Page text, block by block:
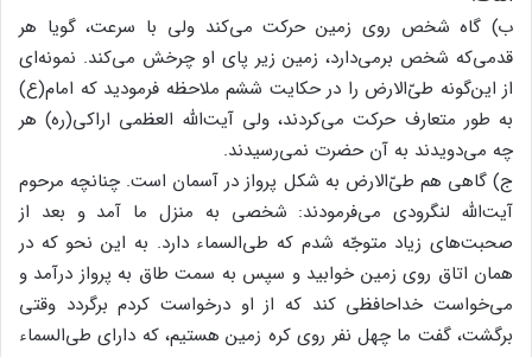
ب) گاه شخص روی زمین حرکت می‌کند ولی با سرعت، گویا هر
قدمی‌که شخص برمی‌دارد، زمین زیر پای او چرخش می‌کند. نمونه‌ای
از این‌گونه طیّ‌الارض را در حکایت ششم ملاحظه فرمودید که امام(ع)
به طور متعارف حرکت می‌کردند، ولی آیت‌الله العظمی اراکی(ره) هر
چه می‌دویدند به آن حضرت نمی‌رسیدند.
ج) گاهی هم طیّ‌الارض به شکل پرواز در آسمان است. چنانچه مرحوم
آیت‌الله لنگرودی می‌فرمودند: شخصی به منزل ما آمد و بعد از
صحبت‌های زیاد متوجّه شدم که طی‌السماء دارد. به این نحو که در
همان اتاق روی زمین خوابید و سپس به سمت طاق به پرواز درآمد و
می‌خواست خداحافظی کند که از او درخواست کردم برگردد وقتی
برگشت، گفت ما چهل نفر روی کره زمین هستیم، که دارای طی‌السماء